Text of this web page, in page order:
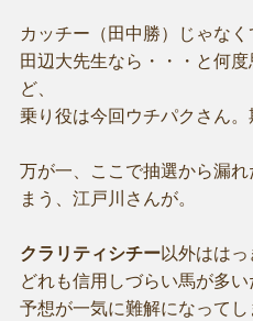
カッチー（田中勝）じゃなく
田辺大先生なら・・・と何
ど、
乗り役は今回ウチパクさん。
万が一、ここで抽選から漏
まう、江戸川さんが。
クラリティシチー以外ははっ
どれも信用しづらい馬が多い
予想が一気に難解になってし